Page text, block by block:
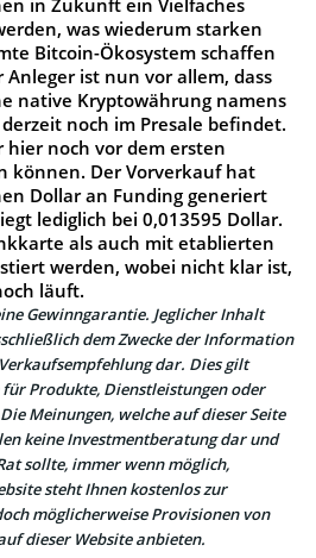
was wiederum starken
Bitcoin-Ökosystem schaffen
ist nun vor allem, dass
native Kryptowährung namens
derzeit noch im Presale befindet.
hier noch vor dem ersten
können. Der Vorverkauf hat
Dollar an Funding generiert
lediglich bei 0,013595 Dollar.
als auch mit etablierten
werden, wobei nicht klar ist,
läuft.
Gewinngarantie. Jeglicher Inhalt
dem Zwecke der Information
dar. Dies gilt
Produkte, Dienstleistungen oder
Meinungen, welche auf dieser Seite
keine Investmentberatung dar und
sollte, immer wenn möglich,
steht Ihnen kostenlos zur
möglicherweise Provisionen von
dieser Website anbieten.